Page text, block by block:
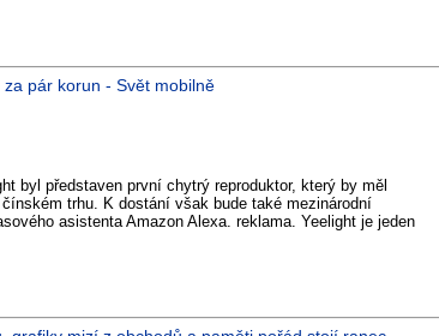
pár korun - Svět mobilně
byl představen první chytrý reproduktor, který by měl
trhu. K dostání však bude také mezinárodní
asistenta Amazon Alexa. reklama. Yeelight je jeden